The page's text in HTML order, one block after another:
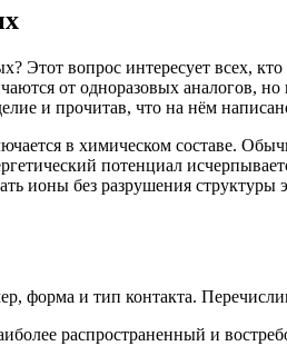
Этот вопрос интересует всех,
от одноразовых аналогов,
и прочитав, что на нём
в химическом составе.
потенциал
ионы без разрушения структуры
форма и тип контакта.
распространенный и